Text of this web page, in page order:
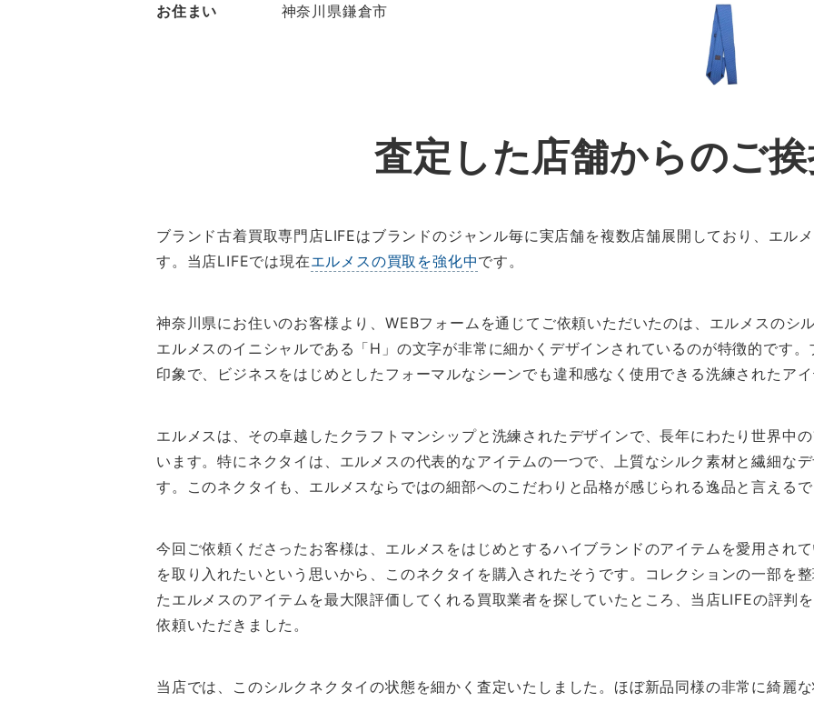
お住まい 神奈川県鎌倉市
査定した店舗からのご
ブランド古着買取専門店LIFEはブランドのジャンル毎に実店舗を複数店舗展開しており、エル
す。当店LIFEでは現在エルメスの買取を強化中です。
神奈川県にお住いのお客様より、WEBフォームを通じてご依頼いただいたのは、エルメスのシ
エルメスのイニシャルである「H」の文字が非常に細かくデザインされているのが特徴的です
印象で、ビジネスをはじめとしたフォーマルなシーンでも違和感なく使用できる洗練されたア
エルメスは、その卓越したクラフトマンシップと洗練されたデザインで、長年にわたり世界中
います。特にネクタイは、エルメスの代表的なアイテムの一つで、上質なシルク素材と繊細な
す。このネクタイも、エルメスならではの細部へのこだわりと品格が感じられる逸品と言える
今回ご依頼くださったお客様は、エルメスをはじめとするハイブランドのアイテムを愛用され
を取り入れたいという思いから、このネクタイを購入されたそうです。コレクションの一部を
たエルメスのアイテムを最大限評価してくれる買取業者を探していたところ、当店LIFEの評判
依頼いただきました。
当店では、このシルクネクタイの状態を細かく査定いたしました。ほぼ新品同様の非常に綺麗